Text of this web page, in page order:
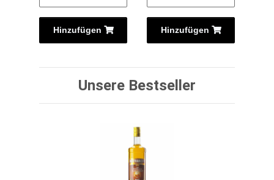
Hinzufügen Hinzufügen
Unsere Bestseller